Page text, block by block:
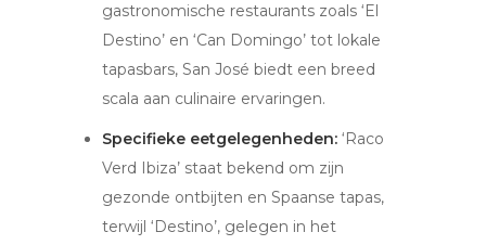
gastronomische restaurants zoals ‘El
Destino’ en ‘Can Domingo’ tot lokale
tapasbars, San José biedt een breed
scala aan culinaire ervaringen.
Specifieke eetgelegenheden: ‘Raco
Verd Ibiza’ staat bekend om zijn
gezonde ontbijten en Spaanse tapas,
terwijl ‘Destino’, gelegen in het